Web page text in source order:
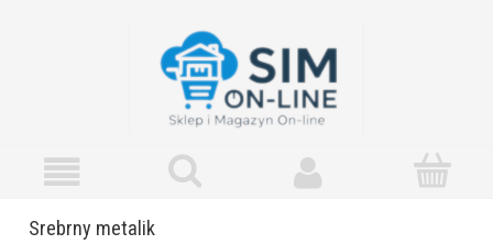
Srebrny metalik